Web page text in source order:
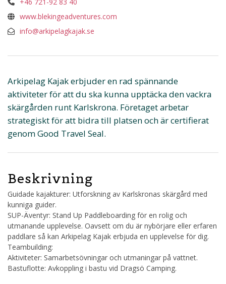
www.blekingeadventures.com
info@arkipelagkajak.se
Arkipelag Kajak erbjuder en rad spännande
aktiviteter för att du ska kunna upptäcka den vackra
skärgården runt Karlskrona. Företaget arbetar
strategiskt för att bidra till platsen och är certifierat
genom Good Travel Seal.
Beskrivning
Guidade kajakturer: Utforskning av Karlskronas skärgård med
kunniga guider.
SUP-Äventyr: Stand Up Paddleboarding för en rolig och
utmanande upplevelse. Oavsett om du är nybörjare eller erfaren
paddlare så kan Arkipelag Kajak erbjuda en upplevelse för dig.
Teambuilding:
Aktiviteter: Samarbetsövningar och utmaningar på vattnet.
Bastuflotte: Avkoppling i bastu vid Dragsö Camping.